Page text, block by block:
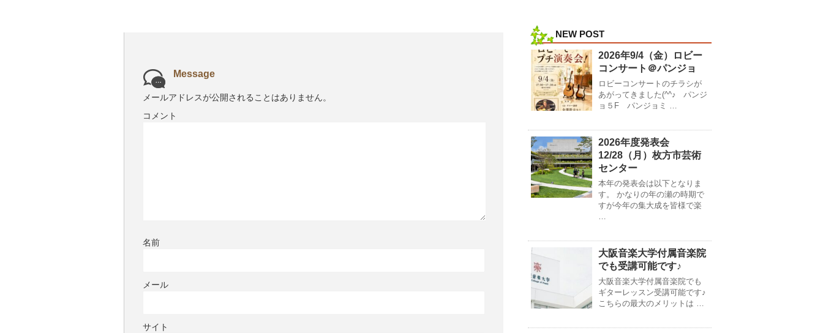
Message
メールアドレスが公開されることはありません。
コメント
名前
メール
サイト
NEW POST
2026年9/4（金）ロビー
コンサート＠パンジョ
ロビーコンサートのチラシが
あがってきました(^^♪ パンジ
ョ５F パンジョミ …
2026年度発表会
12/28（月）枚方市芸術
センター
本年の発表会は以下となりま
す。 かなりの年の瀬の時期で
すが今年の集大成を皆様で楽
…
大阪音楽大学付属音楽院
でも受講可能です♪
大阪音楽大学付属音楽院でも
ギターレッスン受講可能です♪
こちらの最大のメリットは …